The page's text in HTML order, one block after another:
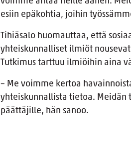
esiin epäkohtia, joihin
Tihiäsalo huomauttaa, että
yhteiskunnalliset ilmiöt
Tutkimus tarttuu ilmiöihin aina
– Me voimme kertoa
yhteiskunnallista tietoa.
päättäjille, hän sanoo.